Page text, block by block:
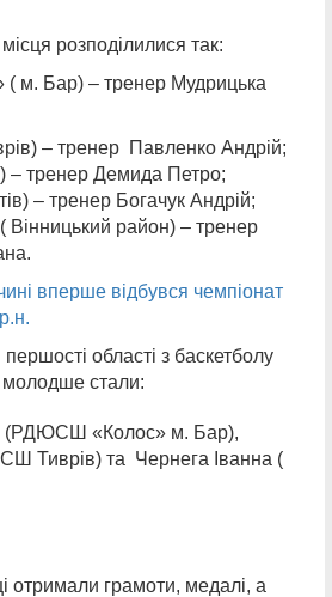
розподілилися так:
м. Бар) – тренер Мудрицька
– тренер Павленко Андрій;
– тренер Демида Петро;
– тренер Богачук Андрій;
район) – тренер
вперше відбувся чемпіонат
області з баскетболу
молодше стали:
(РДЮСШ «Колос» м. Бар),
Тиврів) та Чернега Іванна (
отримали грамоти, медалі, а